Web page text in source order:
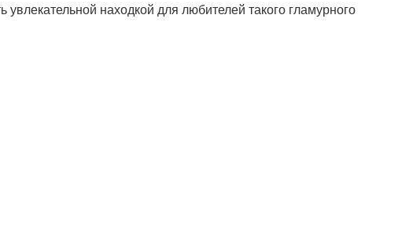
увлекательной находкой для любителей такого гламурного